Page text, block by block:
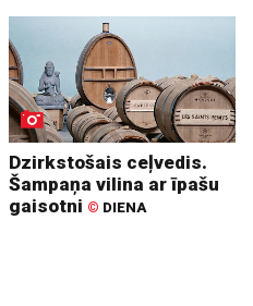
Dzirkstošais ceļvedis.
Šampaņa vilina ar īpašu
gaisotni © DIENA